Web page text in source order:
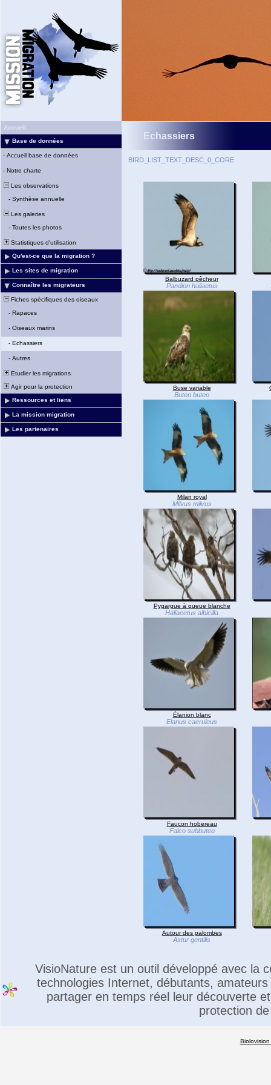
Accueil
Base de données
- Accueil base de données
- Notre charte
Les observations
- Synthèse annuelle
Les galeries
- Toutes les photos
Statistiques d'utilisation
Qu'est-ce que la migration ?
Les sites de migration
Connaître les migrateurs
Fiches spécifiques des oiseaux
- Rapaces
- Oiseaux marins
- Echassiers
- Autres
Etudier les migrations
Agir pour la protection
Ressources et liens
La mission migration
Les partenaires
Echassiers
BIRD_LIST_TEXT_DESC_0_CORE
Balbuzard pêcheur
Pandion haliaetus
Buse variable
Buteo buteo
Milan royal
Milvus milvus
Pygargue à queue blanche
Haliaeetus albicilla
Élanion blanc
Elanus caeruleus
Faucon hobereau
Falco subbuteo
Autour des palombes
Astur gentilis
VisioNature est un outil développé avec la
technologies Internet, débutants,
partager en temps réel leur découverte
protection
Biolovision